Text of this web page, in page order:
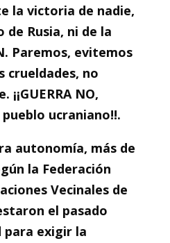
la victoria de nadie,
de Rusia, ni de la
Paremos, evitemos
crueldades, no
NO,
ucraniano!!.
autonomía, más de
la Federación
Vecinales de
el pasado
para exigir la